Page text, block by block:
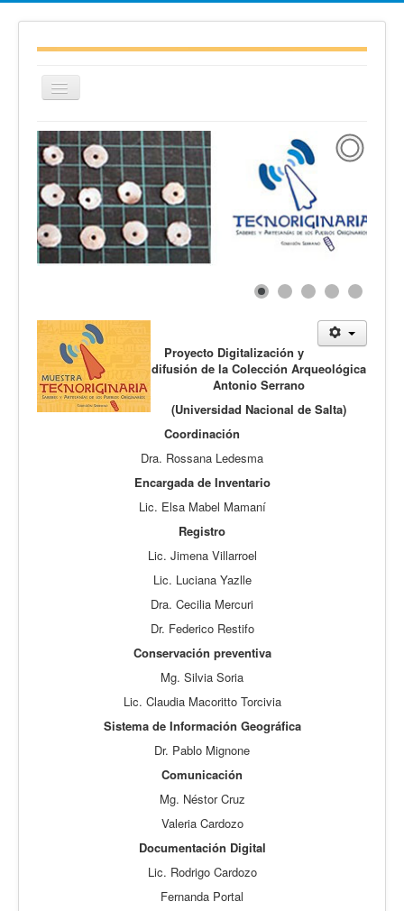
Cambiar
navegación
≡
Proyecto Digitalización y
difusión de la Colección Arqueológica
Antonio Serrano
(Universidad Nacional de Salta)
Coordinación
Dra. Rossana Ledesma
Encargada de Inventario
Lic. Elsa Mabel Mamaní
Registro
Lic. Jimena Villarroel
Lic. Luciana Yazlle
Dra. Cecilia Mercuri
Dr. Federico Restifo
Conservación preventiva
Mg. Silvia Soria
Lic. Claudia Macoritto Torcivia
Sistema de Información Geográfica
Dr. Pablo Mignone
Comunicación
Mg. Néstor Cruz
Valeria Cardozo
Documentación Digital
Lic. Rodrigo Cardozo
Fernanda Portal